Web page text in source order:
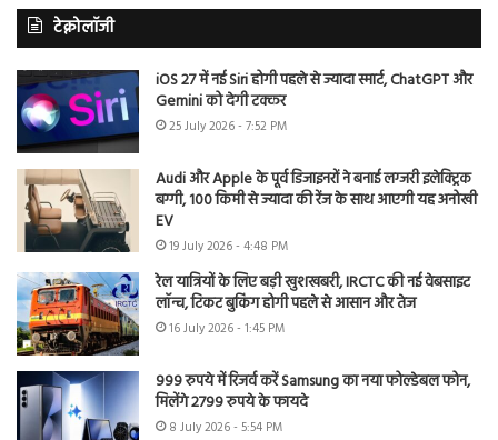
टेक्नोलॉजी
iOS 27 में नई Siri होगी पहले से ज्यादा स्मार्ट, ChatGPT और
Gemini को देगी टक्कर
25 July 2026 - 7:52 PM
Audi और Apple के पूर्व डिजाइनरों ने बनाई लग्जरी इलेक्ट्रिक
बग्गी, 100 किमी से ज्यादा की रेंज के साथ आएगी यह अनोखी
EV
19 July 2026 - 4:48 PM
रेल यात्रियों के लिए बड़ी खुशखबरी, IRCTC की नई वेबसाइट
लॉन्च, टिकट बुकिंग होगी पहले से आसान और तेज
16 July 2026 - 1:45 PM
999 रुपये में रिजर्व करें Samsung का नया फोल्डेबल फोन,
मिलेंगे 2799 रुपये के फायदे
8 July 2026 - 5:54 PM